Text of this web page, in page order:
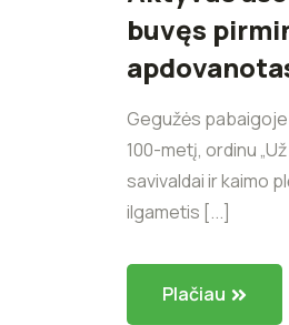
buvęs
Gegužės
100-metį, ordinu
savivaldai ir kaimo
ilgametis [...]
Plačiau